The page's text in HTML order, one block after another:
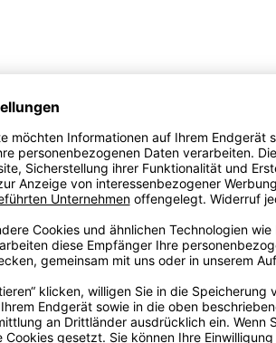
Handlich, Länge 405 mm (inkl.